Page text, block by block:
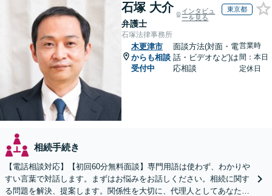
石塚 大介
弁護士
インタビュ
ーを見る
東京都
石塚法律事務所
木更津市
からも相談
受付中
面談方法(対面・電
話・ビデオなど)は
応相談
営業時
間：本日
定休日
相続手続き
【電話相談対応】【初回60分無料面談】専門用語は使わず、わかりや
すい言葉で対話します。まずはお悩みをお話しください。相続に関す
る問題を解決、提案します。関係性を大切に、代理人としてあなたの